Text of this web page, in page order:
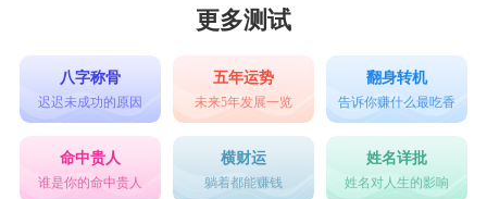
更多测试
八字称骨
迟迟未成功的原因
五年运势
未来5年发展一览
翻身转机
告诉你赚什么最吃香
命中贵人
谁是你的命中贵人
横财运
躺着都能赚钱
姓名详批
姓名对人生的影响